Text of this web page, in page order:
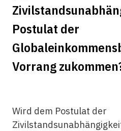
Postulat der
Vorrang
Wird dem Postulat der